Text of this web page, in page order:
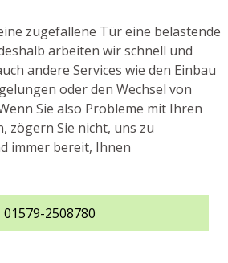
zugefallene Tür eine belastende
arbeiten wir schnell und
andere Services wie den Einbau
oder den Wechsel von
Sie also Probleme mit Ihren
zögern Sie nicht, uns zu
immer bereit, Ihnen
01579-2508780